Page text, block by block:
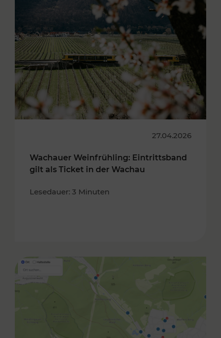
27.04.2026
Wachauer Weinfrühling: Eintrittsband
gilt als Ticket in der Wachau
Lesedauer: 3 Minuten